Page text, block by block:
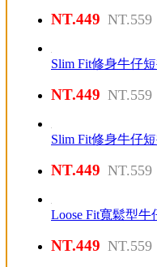
NT.449 NT.559
Slim Fit修身牛仔
NT.449 NT.559
Slim Fit修身牛仔
NT.449 NT.559
Loose Fit寬鬆型牛
NT.449 NT.559